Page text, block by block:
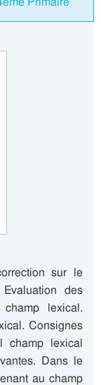
sur le
des
lexical.
Consignes
champ lexical
Dans le
au champ